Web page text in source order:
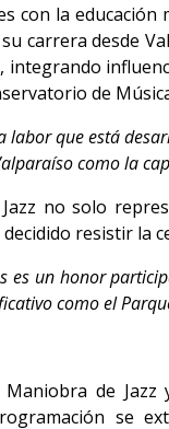
la educación
carrera desde
de
labor que está
como la
no solo
resistir la
es un honor
como el
de
se